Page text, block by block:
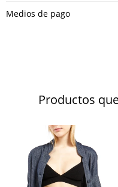
Medios de pago
Productos